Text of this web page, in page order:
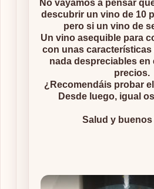
No vayamos a pensar
descubrir un vino de 10
pero si un vino de
Un vino asequible para
con unas
nada despreciables en
precios.
¿Recomendáis probar
Desde luego, igual
Salud y